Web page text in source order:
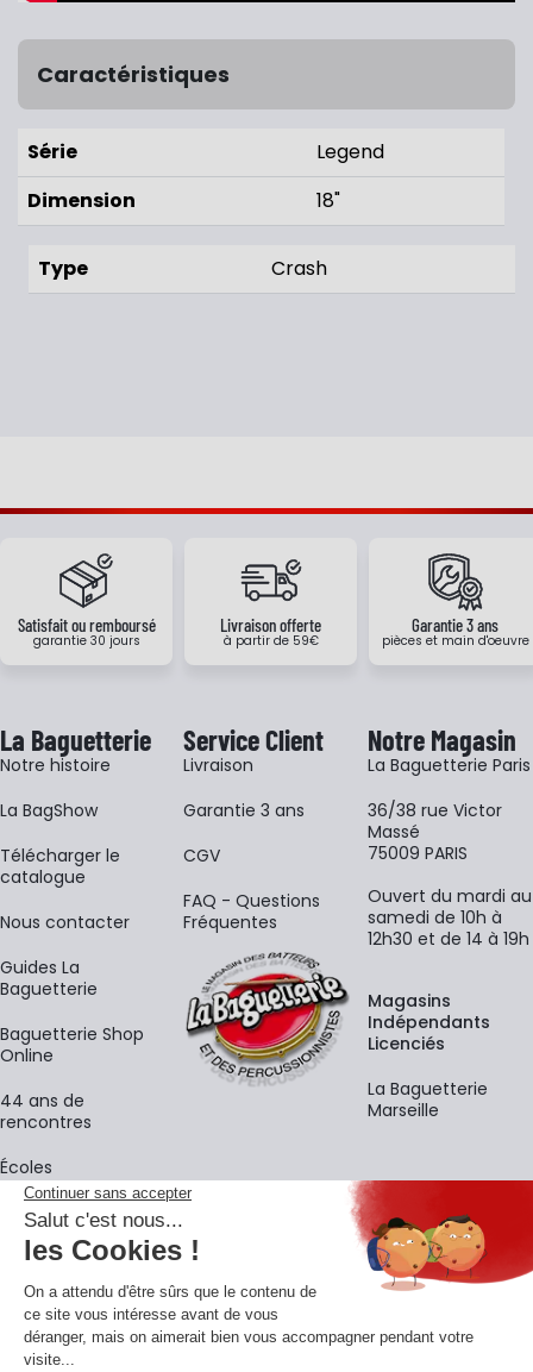
Caractéristiques
Série
Legend
Dimension
18"
Type Crash
Satisfait ou remboursé
garantie 30 jours
Livraison offerte
à partir de 59€
Garantie 3 ans
pièces et main d'oeuvre
La Baguetterie
Notre histoire
La BagShow
​Télécharger le
catalogue
Nous contacter
Guides La
Baguetterie
Baguetterie Shop
Online
44 ans de
rencontres
Écoles
Service Client
Livraison
Garantie 3 ans
CGV
FAQ - Questions
Fréquentes
Notre Magasin
La Baguetterie Paris
36/38 rue Victor
Massé
75009 PARIS
Ouvert du mardi au
samedi de 10h à
12h30 et de 14 à 19h
Magasins
Indépendants
Licenciés
La Baguetterie
Marseille
La newsletter
Adresse e-mail
En vous inscrivant à notre newsletter, vous acceptez notre
confidentialité.
Retrouvons-nous sur